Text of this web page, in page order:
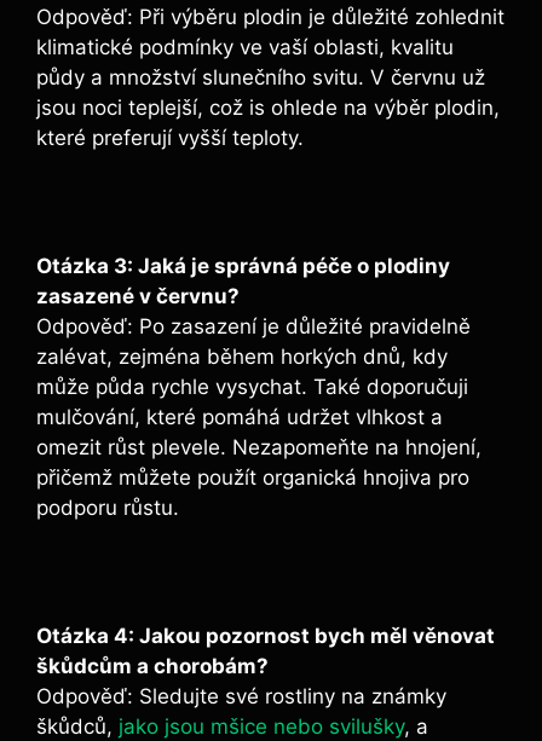
Odpověď: Při výběru plodin je důležité zohlednit
klimatické podmínky ve vaší oblasti, kvalitu
půdy a množství slunečního svitu. V červnu už
jsou noci teplejší, což is ohlede na výběr plodin,
které preferují vyšší teploty.
Otázka 3: Jaká je správná péče o plodiny
zasazené v červnu?
Odpověď: Po zasazení je důležité pravidelně
zalévat, zejména během horkých dnů, kdy
může půda rychle vysychat. Také doporučuji
mulčování, které pomáhá udržet vlhkost a
omezit růst plevele. Nezapomeňte na hnojení,
přičemž můžete použít organická hnojiva pro
podporu růstu.
Otázka 4: Jakou pozornost bych měl věnovat
škůdcům a chorobám?
Odpověď: Sledujte své rostliny na známky
škůdců, jako jsou mšice nebo svilušky, a